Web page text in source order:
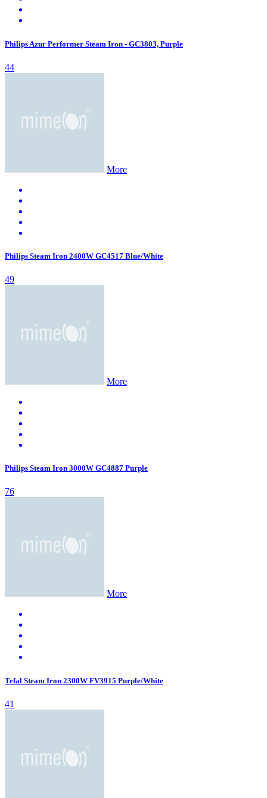
Philips Azur Performer Steam Iron - GC3803, Purple
44
More
Philips Steam Iron 2400W GC4517 Blue/White
49
More
Philips Steam Iron 3000W GC4887 Purple
76
More
Tefal Steam Iron 2300W FV3915 Purple/White
41